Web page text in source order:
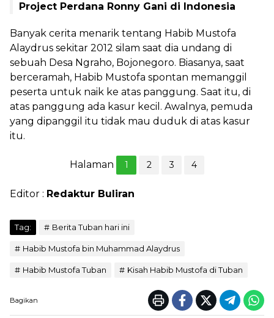
Project Perdana Ronny Gani di Indonesia
Banyak cerita menarik tentang Habib Mustofa
Alaydrus sekitar 2012 silam saat dia undang di
sebuah Desa Ngraho, Bojonegoro. Biasanya, saat
berceramah, Habib Mustofa spontan memanggil
peserta untuk naik ke atas panggung. Saat itu, di
atas panggung ada kasur kecil. Awalnya, pemuda
yang dipanggil itu tidak mau duduk di atas kasur
itu.
Halaman 1 2 3 4
Editor : Redaktur Buliran
Tag: Berita Tuban hari ini
Habib Mustofa bin Muhammad Alaydrus
Habib Mustofa Tuban Kisah Habib Mustofa di Tuban
Bagikan